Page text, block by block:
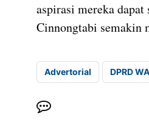
aspirasi mereka
Cinnongtabi semakin
Advertorial DPRD